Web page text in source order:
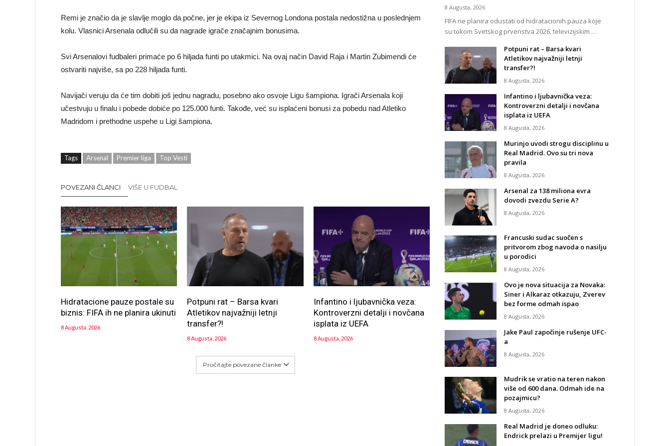
Remi je značio da je slavlje moglo da počne, jer je ekipa iz Severnog Londona postala nedostižna u poslednjem
kolu. Vlasnici Arsenala odlučili su da nagrade igrače značajnim bonusima.
Svi Arsenalovi fudbaleri primaće po 6 hiljada funti po utakmici. Na ovaj način David Raja i Martin Zubimendi će
ostvariti najviše, sa po 228 hiljada funti.
Navijači veruju da će tim dobiti još jednu nagradu, posebno ako osvoje Ligu šampiona. Igrači Arsenala koji
učestvuju u finalu i pobede dobiće po 125.000 funti. Takođe, već su isplaćeni bonusi za pobedu nad Atletiko
Madridom i prethodne uspehe u Ligi šampiona.
Tags Arsenal Premier liga Top Vesti
POVEZANI ČLANCI VIŠE U FUDBAL
Hidratacione pauze postale su
biznis: FIFA ih ne planira ukinuti
8 Augusta, 2026
Potpuni rat – Barsa kvari
Atletikov najvažniji letnji
transfer?!
8 Augusta, 2026
Infantino i ljubavnička veza:
Kontroverzni detalji i novčana
isplata iz UEFA
8 Augusta, 2026
Pročitajte povezane članke
8 Augusta, 2026
FIFA ne planira odustati od hidratacionih pauza koje
su tokom Svetskog prvenstva 2026. televizijskim …
Potpuni rat – Barsa kvari
Atletikov najvažniji letnji
transfer?!
8 Augusta, 2026
Infantino i ljubavnička veza:
Kontroverzni detalji i novčana
isplata iz UEFA
8 Augusta, 2026
Murinjo uvodi strogu disciplinu u
Real Madrid. Ovo su tri nova
pravila
8 Augusta, 2026
Arsenal za 138 miliona evra
dovodi zvezdu Serie A?
8 Augusta, 2026
Francuski sudac suočen s
pritvorom zbog navoda o nasilju
u porodici
8 Augusta, 2026
Ovo je nova situacija za Novaka:
Siner i Alkaraz otkazuju, Zverev
bez forme odmah ispao
8 Augusta, 2026
Jake Paul započinje rušenje UFC-
a
8 Augusta, 2026
Mudrik se vratio na teren nakon
više od 600 dana. Odmah ide na
pozajmicu?
8 Augusta, 2026
Real Madrid je doneo odluku:
Endrick prelazi u Premijer ligu!